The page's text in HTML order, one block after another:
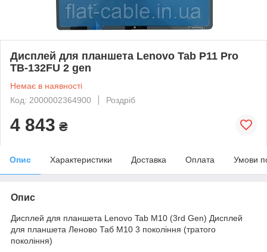
Дисплей для планшета Lenovo Tab P11 Pro
TB-132FU 2 gen
Немає в наявності
Код: 2000002364900
Роздріб
4 843 ₴
Опис Характеристики Доставка Оплата Умови
Опис
Дисплей для планшета Lenovo Tab M10 (3rd Gen) Дисплей
для планшета Леново Таб М10 3 покоління (тратого
покоління)